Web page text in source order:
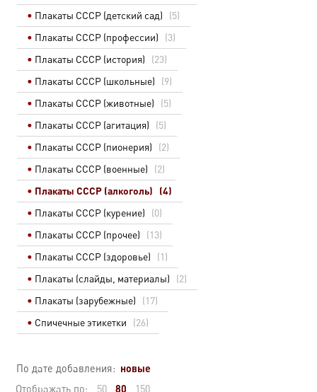
Плакаты СССР (детский сад)
(5)
Плакаты СССР (профессии)
(3)
Плакаты СССР (история)
(23)
Плакаты СССР (школьные)
(9)
Плакаты СССР (животные)
(5)
Плакаты СССР (агитация)
(5)
Плакаты СССР (пионерия)
(2)
Плакаты СССР (военные)
(2)
Плакаты СССР (алкоголь)
(4)
Плакаты СССР (курение)
(0)
Плакаты СССР (прочее)
(13)
Плакаты СССР (здоровье)
(1)
Плакаты (слайды, материалы)
(2)
Плакаты (зарубежные)
(17)
Спичечные этикетки
(26)
По дате добавления: новые
Отображать по: 50 80 150